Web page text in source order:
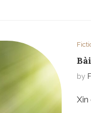
by